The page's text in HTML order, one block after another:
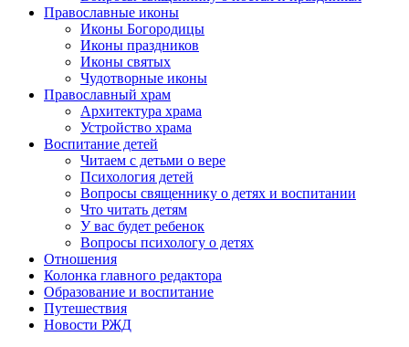
Православные иконы
Иконы Богородицы
Иконы праздников
Иконы святых
Чудотворные иконы
Православный храм
Архитектура храма
Устройство храма
Воспитание детей
Читаем с детьми о вере
Психология детей
Вопросы священнику о детях и воспитании
Что читать детям
У вас будет ребенок
Вопросы психологу о детях
Отношения
Колонка главного редактора
Образование и воспитание
Путешествия
Новости РЖД